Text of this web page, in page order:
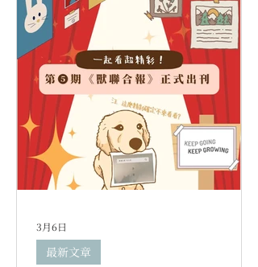
最新文章
3月6日